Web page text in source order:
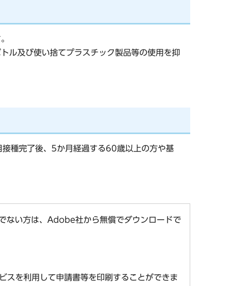
ル及び使い捨てプラスチック製品等の使用を抑
種完了後、5か月経過する60歳以上の方や基
い方は、Adobe社から無償でダウンロードで
スを利用して申請書等を印刷することができま